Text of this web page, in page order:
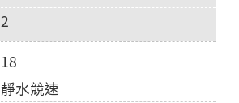
2
18
靜水競速